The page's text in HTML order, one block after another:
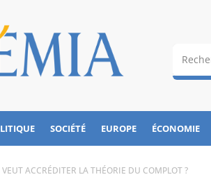
SOCIÉTÉ EUROPE ÉCONOMIE
ACCRÉDITER LA THÉORIE DU COMPLOT ?